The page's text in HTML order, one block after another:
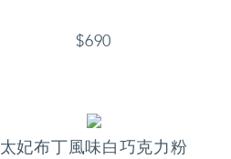
$690
太妃布丁風味白巧克力粉